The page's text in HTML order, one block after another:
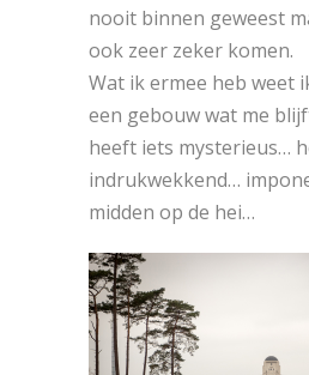
nooit binnen geweest
ook zeer zeker komen.
Wat ik ermee heb weet
een gebouw wat me
heeft iets mysterieus…
indrukwekkend…
midden op de hei…